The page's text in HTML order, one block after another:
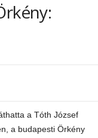
a Tóth József
a budapesti Örkény